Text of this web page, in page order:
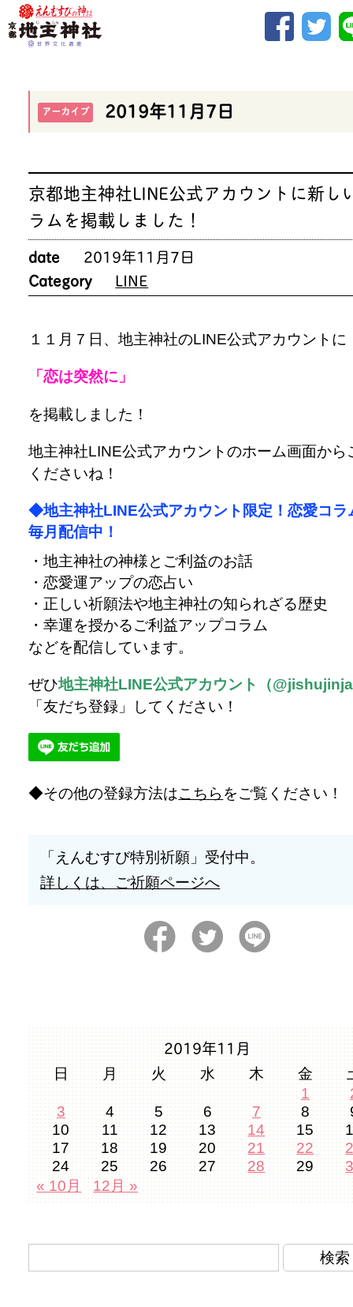
アーカイブ 2019年11月7日
京都地主神社LINE公式アカウントに新し
ラムを掲載しました！
date
2019年11月7日
Category
LINE
１１月７日、地主神社のLINE公式アカウントに
「恋は突然に」
を掲載しました！
地主神社LINE公式アカウントのホーム画面から
くださいね！
◆地主神社LINE公式アカウント限定！恋愛コラ
毎月配信中！
・地主神社の神様とご利益のお話
・恋愛運アップの恋占い
・正しい祈願法や地主神社の知られざる歴史
・幸運を授かるご利益アップコラム
などを配信しています。
ぜひ地主神社LINE公式アカウント（
「友だち登録」してください！
その他の登録方法はこちら をご覧ください！
「えんむすび特別祈願」受付中。
詳しくは、ご祈願ページへ
2019年11月
日 月 火 水 木 金
1
3
4 5 6 7 8
10
11 12 13 14 15
17
18 19 20 21 22
24
25 26 27 28 29
« 10月
12月 »